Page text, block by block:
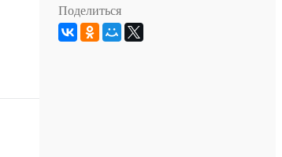
Поделиться